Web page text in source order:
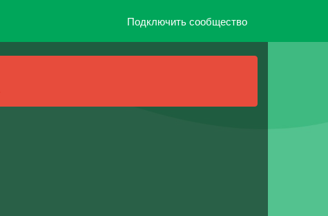
Подключить сообщество